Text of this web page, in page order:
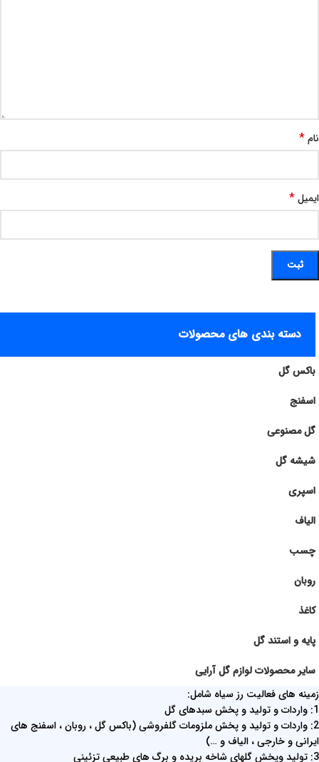
نام*
ایمیل*
دسته بندی های محصولات
باکس گل
اسفنج
گل مصنوعی
شیشه گل
اسپری
الیاف
چسب
روبان
کاغذ
پایه و استند گل
سایر محصولات لوازم گل آرایی
زمینه های فعالیت رز سیاه شامل:
1: واردات و تولید و پخش سبدهای گل
2: واردات و تولید و پخش ملزومات گلفروشی (باکس گل ، روبان ، اسفنج های
ایرانی و خارجی ، الیاف و …)
3: تولید وپخش گلهای شاخه بریده و برگ های طبیعی تزئینی